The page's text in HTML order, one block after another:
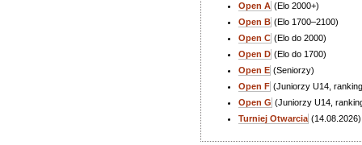
Open A (Elo 2000+)
Open B (Elo 1700–2100)
Open C (Elo do 2000)
Open D (Elo do 1700)
Open E (Seniorzy)
Open F (Juniorzy U14,
Open G (Juniorzy U14,
Turniej Otwarcia (14.08.2026)